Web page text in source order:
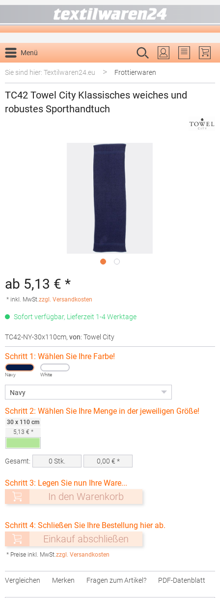
Menü
Du hast 0
Sie sind hier: Textilwaren24.eu
> Frottierwaren
TC42 Towel City Klassisches weiches und
robustes Sporthandtuch
ab 5,13 € *
* inkl. MwSt.zzgl. Versandkosten
Sofort verfügbar, Lieferzeit 1-4 Werktage
TC42-NY-30x110cm, von: Towel City
Schritt 1: Wählen Sie Ihre Farbe!
Navy White
Schritt 2: Wählen Sie Ihre Menge in der jeweiligen Größe!
30 x 110 cm
5,13 € *
Gesamt: 0 Stk. 0,00 € *
Schritt 3: Legen Sie nun Ihre Ware...
In den Warenkorb
Schritt 4: Schließen Sie Ihre Bestellung hier ab.
Einkauf abschließen
* Preise inkl. MwSt.zzgl. Versandkosten
Vergleichen Merken Fragen zum Artikel? PDF-Datenblatt